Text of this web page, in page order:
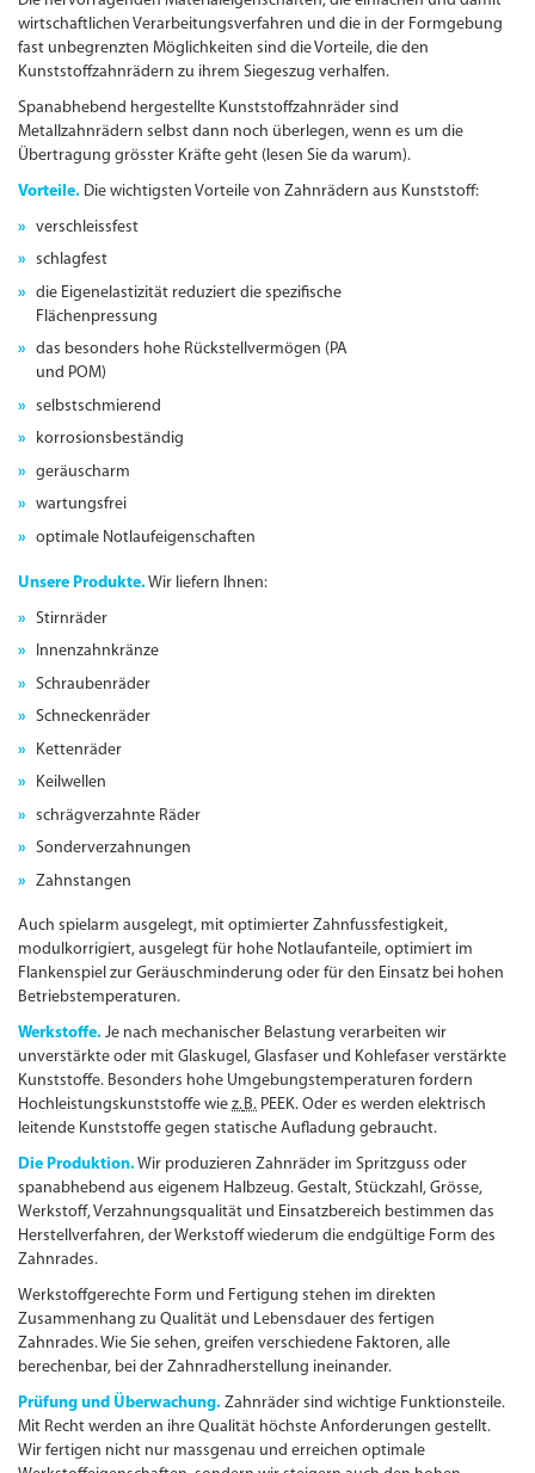
wirtschaftlichen Verarbeitungs­verfahren und die in der Formgebung
fast unbegrenzten Möglichkeiten sind die Vorteile, die den
Kunststoffzahnrädern zu ihrem Siegeszug verhalfen.
Spanabhebend hergestellte Kunststoffzahnräder sind
Metallzahnrädern selbst dann noch überlegen, wenn es um die
Übertragung grösster Kräfte geht (lesen Sie da warum).
Vorteile. Die wichtigsten Vorteile von Zahnrädern aus Kunststoff:
verschleissfest
schlagfest
die Eigenelastizität reduziert die spezifische
Flächen­pressung
das besonders hohe Rückstell­vermögen (PA
und POM)
selbstschmierend
korrosionsbeständig
geräuscharm
wartungs­frei
optimale Notlaufeigenschaften
Unsere Produkte.Wir liefern Ihnen:
Stirnräder
Innenzahnkränze
Schraubenräder
Schneckenräder
Kettenräder
Keilwellen
schrägverzahnte Räder
Sonderverzahnungen
Zahnstangen
Auch spielarm ausgelegt, mit optimierter Zahnfussfestigkeit,
modulkorrigiert, ausgelegt für hohe Notlaufanteile, optimiert im
Flankenspiel zur Geräuschminderung oder für den Einsatz bei hohen
Betriebs­temperaturen.
Werkstoffe. Je nach mechanischer Belastung verarbeiten wir
unverstärkte oder mit Glaskugel, Glasfaser und Kohlefaser verstärkte
Kunststoffe. Besonders hohe Umgebungs­temperaturen fordern
Hochleistungs­kunststoffe wiez.B. PEEK. Oder es werden elektrisch
leitende Kunststoffe gegen statische Aufladung gebraucht.
Die Produktion.Wir produzieren Zahnräder im Spritzguss oder
spanabhebend aus eigenem Halbzeug. Gestalt, Stückzahl, Grösse,
Werkstoff, Verzahnungsqualität und Einsatzbereich bestimmen das
Herstellverfahren, der Werkstoff wiederum die endgültige Form des
Zahnrades.
Werkstoffgerechte Form und Fertigung stehen im direkten
Zusammenhang zu Qualität und Lebensdauer des fertigen
Zahnrades. Wie Sie sehen, greifen verschiedene Faktoren, alle
berechenbar, bei der Zahnradherstellung ineinander.
Prüfung und Überwachung. Zahnräder sind wichtige Funktionsteile.
Mit Recht werden an ihre Qualität höchste Anforderungen gestellt.
Wir fertigen nicht nur massgenau und erreichen optimale